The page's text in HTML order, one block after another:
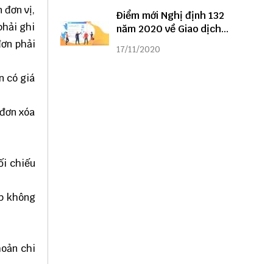
đơn vị,
ghi
phải
có giá
xóa
chiếu
không
chi
Điểm mới Nghị định 132
năm 2020 về Giao dịch
liên kết
17/11/2020